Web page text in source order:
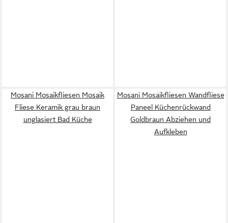
Mosani Mosaikfliesen Mosaik
Fliese Keramik grau braun
unglasiert Bad Küche
Mosani Mosaikfliesen Wandfliese
Paneel Küchenrückwand
Goldbraun Abziehen und
Aufkleben